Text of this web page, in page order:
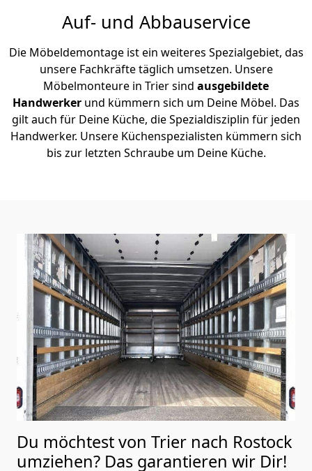
Auf- und Abbauservice
Die Möbeldemontage ist ein weiteres Spezialgebiet, das
unsere Fachkräfte täglich umsetzen. Unsere
Möbelmonteure in Trier sind ausgebildete
Handwerker und kümmern sich um Deine Möbel. Das
gilt auch für Deine Küche, die Spezialdisziplin für jeden
Handwerker. Unsere Küchenspezialisten kümmern sich
bis zur letzten Schraube um Deine Küche.
Du möchtest von Trier nach Rostock
umziehen? Das garantieren wir Dir!